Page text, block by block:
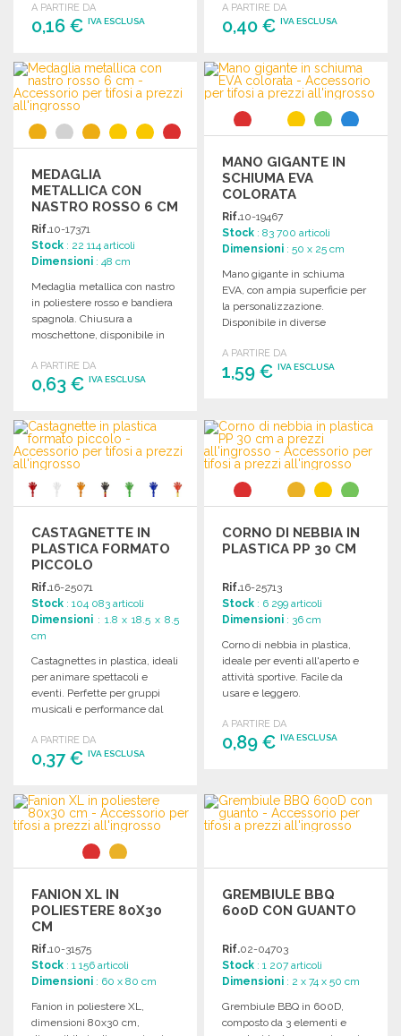
A PARTIRE DA
0,16 € IVA ESCLUSA
ORDINARE
Richiedi un preventivo
A PARTIRE DA
0,40 €IVA ESCLUSA
ORDINARE
Richiedi un preventivo
MEDAGLIA
METALLICA CON
NASTRO ROSSO 6 CM
A PREZZI
ALL'INGROSSO
Rif.10-17371
Stock : 22 114 articoli
Dimensioni : 48 cm
Medaglia metallica con nastro
in poliestere rosso e bandiera
spagnola. Chiusura a
moschettone, disponibile in
A PARTIRE DA
0,63 € IVA ESCLUSA
ORDINARE
Richiedi un preventivo
MANO GIGANTE IN
SCHIUMA EVA
COLORATA
Rif.10-19467
Stock : 83 700 articoli
Dimensioni : 50 x 25 cm
Mano gigante in schiuma
EVA, con ampia superficie per
la personalizzazione.
Disponibile in diverse
A PARTIRE DA
1,59 €IVA ESCLUSA
Richiedi un preventivo
CASTAGNETTE IN
PLASTICA FORMATO
PICCOLO
Rif.16-25071
Stock : 104 083 articoli
Dimensioni : 1.8 x 18.5 x 8.5
cm
Castagnettes in plastica, ideali
per animare spettacoli e
eventi. Perfette per gruppi
musicali e performance dal
A PARTIRE DA
0,37 € IVA ESCLUSA
ORDINARE
Richiedi un preventivo
CORNO DI NEBBIA IN
PLASTICA PP 30 CM
Rif.16-25713
Stock : 6 299 articoli
Dimensioni : 36 cm
Corno di nebbia in plastica,
ideale per eventi all'aperto e
attività sportive. Facile da
usare e leggero.
A PARTIRE DA
0,89 €IVA ESCLUSA
Richiedi un preventivo
FANION XL IN
POLIESTERE 80X30
CM
Rif.10-31575
Stock : 1 156 articoli
Dimensioni : 60 x 80 cm
Fanion in poliestere XL,
dimensioni 80x30 cm,
GREMBIULE BBQ
600D CON GUANTO
Rif.02-04703
Stock : 1 207 articoli
Dimensioni : 2 x 74 x 50 cm
Grembiule BBQ in 600D,
composto da 3 elementi e